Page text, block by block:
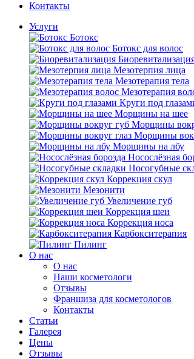
Контакты
Услуги
Ботокс
Ботокс для волос
Мезотерпия лица
Мезотерапия тела
Мезотерапия
Круги под
Морщины на шее
Морщины
Морщины
Морщины на лбу
Носослёзная
Носогубные
Коррекция скул
Мезонити
Увеличение губ
Коррекция шеи
Коррекция носа
Карбокситерапия
Пилинг
O нас
O нас
Наши косметологи
Отзывы
Франшиза для косметологов
Контакты
Статьи
Галерея
Цены
Отзывы